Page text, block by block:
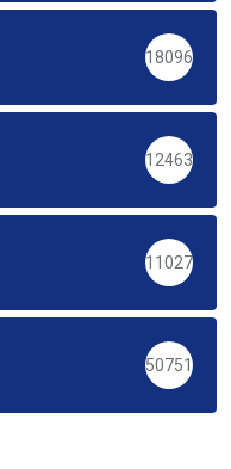
18096
12463
11027
50751